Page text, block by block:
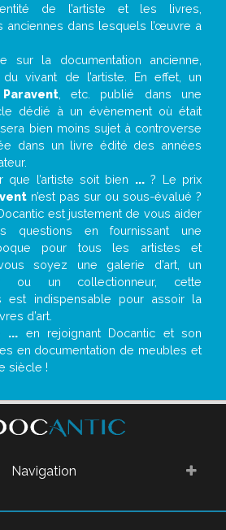
de l’artiste et les livres,
anciennes dans lesquels l’œuvre a
sur la documentation ancienne,
du vivant de l’artiste. En effet, un
Paravent, etc. publié dans une
dédié à un évènement où était
bien moins sujet à controverse
dans un livre édité des années
l’artiste soit bien ...? Le prix
n’est pas sur ou sous-évalué ?
est justement de vous aider
questions en fournissant une
pour tous les artistes et
soyez une galerie d’art, un
ou un collectionneur, cette
est indispensable pour assoir la
d’art.
... en rejoignant Docantic et son
en documentation de meubles et
siècle !
Navigation